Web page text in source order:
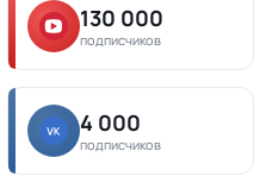
130 000
подписчиков
4 000
подписчиков